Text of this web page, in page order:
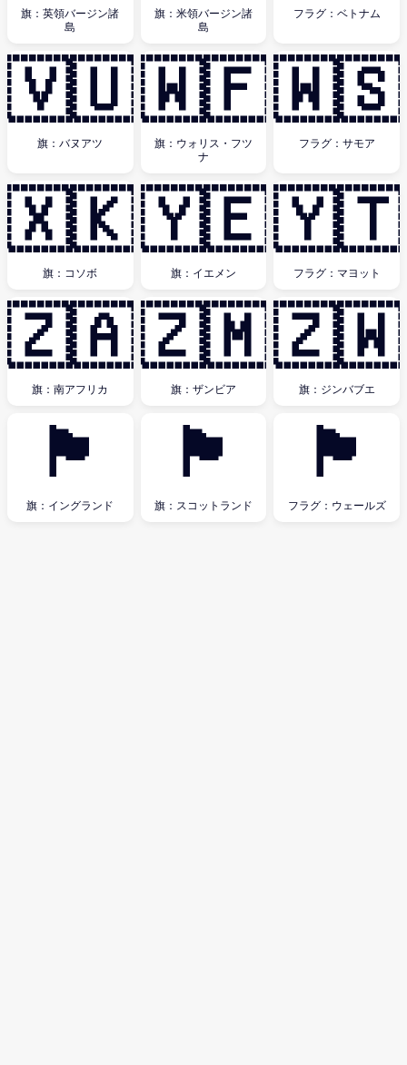
旗：英領バージン諸
島
旗：米領バージン諸
島
フラグ：ベトナム
🇻🇺
旗：バヌアツ
🇼🇫
旗：ウォリス・フツ
ナ
🇼🇸
フラグ：サモア
🇽🇰
旗：コソボ
🇾🇪
旗：イエメン
🇾🇹
フラグ：マヨット
🇿🇦
旗：南アフリカ
🇿🇲
旗：ザンビア
🇿🇼
旗：ジンバブエ
🏴󠁧󠁢󠁥󠁮󠁧󠁿
旗：イングランド
🏴󠁧󠁢󠁳󠁣󠁴󠁿
旗：スコットランド
🏴󠁧󠁢󠁷󠁬󠁳󠁿
フラグ：ウェールズ